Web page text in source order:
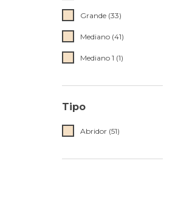
Grande (33)
Mediano (41)
Mediano 1 (1)
Tipo
Abridor (51)